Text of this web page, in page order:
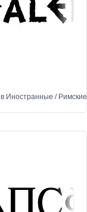
в Иностранные /